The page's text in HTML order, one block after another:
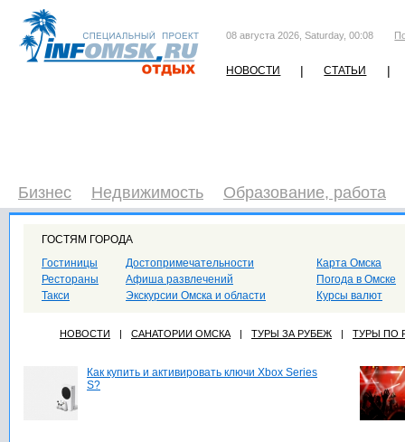
08 августа 2026, Saturday, 00:08
НОВОСТИ | СТАТЬИ |
Бизнес Недвижимость Образование, работа
ГОСТЯМ ГОРОДА
Гостиницы
Рестораны
Такси
Достопримечательности
Афиша развлечений
Экскурсии Омска и области
Карта Омска
Погода в Омске
Курсы валют
НОВОСТИ | САНАТОРИИ ОМСКА | ТУРЫ ЗА РУБЕЖ | ТУРЫ ПО
Как купить и активировать ключи Xbox Series
S?